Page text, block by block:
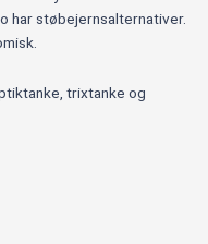
har støbejernsalternativer.
trixtanke og